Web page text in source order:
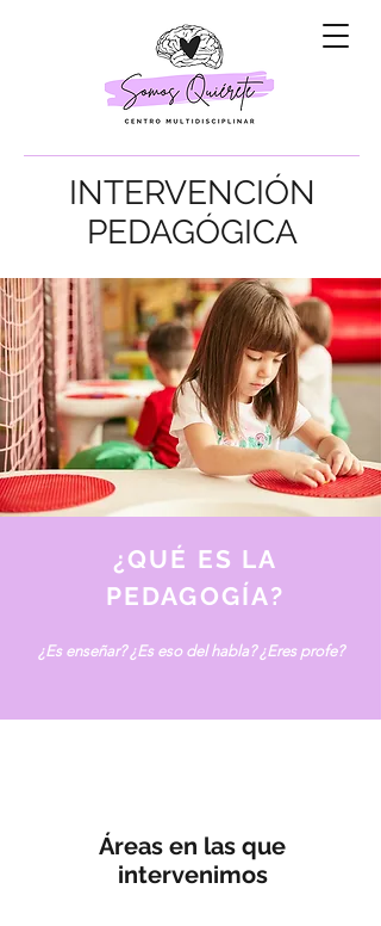
INTERVENCIÓN
PEDAGÓGICA
¿QUÉ ES LA
PEDAGOGÍA?
¿Es enseñar? ¿Es eso del habla? ¿Eres profe?
Áreas en las que
intervenimos